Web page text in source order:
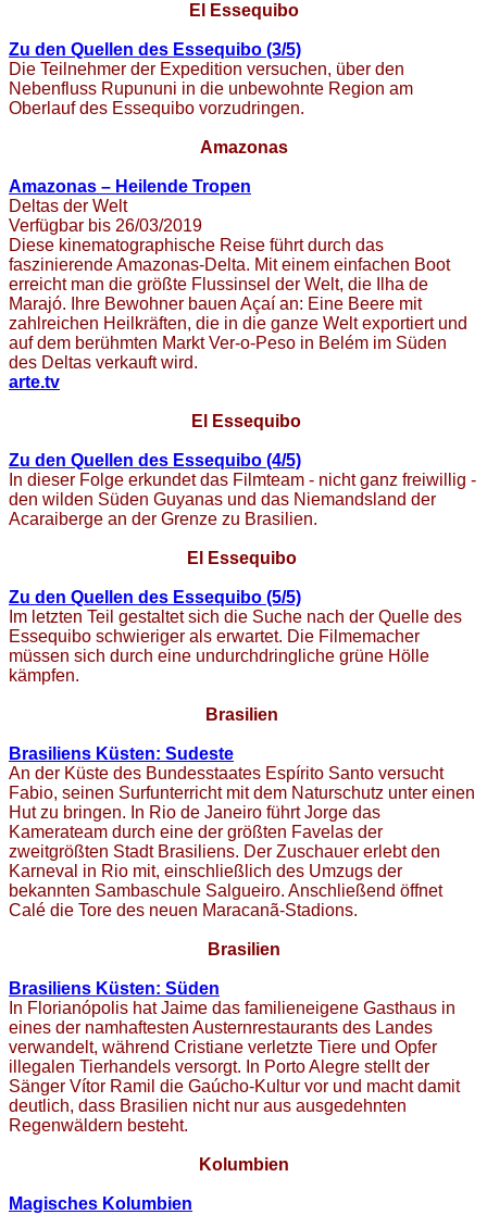
El Essequibo
Zu den Quellen des Essequibo (3/5)
Die Teilnehmer der Expedition versuchen, über den
Nebenfluss Rupununi in die unbewohnte Region am
Oberlauf des Essequibo vorzudringen.
Amazonas
Amazonas – Heilende Tropen
Deltas der Welt
Verfügbar bis 26/03/2019
Diese kinematographische Reise führt durch das
faszinierende Amazonas-Delta. Mit einem einfachen Boot
erreicht man die größte Flussinsel der Welt, die Ilha de
Marajó. Ihre Bewohner bauen Açaí an: Eine Beere mit
zahlreichen Heilkräften, die in die ganze Welt exportiert und
auf dem berühmten Markt Ver-o-Peso in Belém im Süden
des Deltas verkauft wird.
arte.tv
El Essequibo
Zu den Quellen des Essequibo (4/5)
In dieser Folge erkundet das Filmteam - nicht ganz freiwillig -
den wilden Süden Guyanas und das Niemandsland der
Acaraiberge an der Grenze zu Brasilien.
El Essequibo
Zu den Quellen des Essequibo (5/5)
Im letzten Teil gestaltet sich die Suche nach der Quelle des
Essequibo schwieriger als erwartet. Die Filmemacher
müssen sich durch eine undurchdringliche grüne Hölle
kämpfen.
Brasilien
Brasiliens Küsten: Sudeste
An der Küste des Bundesstaates Espírito Santo versucht
Fabio, seinen Surfunterricht mit dem Naturschutz unter einen
Hut zu bringen. In Rio de Janeiro führt Jorge das
Kamerateam durch eine der größten Favelas der
zweitgrößten Stadt Brasiliens. Der Zuschauer erlebt den
Karneval in Rio mit, einschließlich des Umzugs der
bekannten Sambaschule Salgueiro. Anschließend öffnet
Calé die Tore des neuen Maracanã-Stadions.
Brasilien
Brasiliens Küsten: Süden
In Florianópolis hat Jaime das familieneigene Gasthaus in
eines der namhaftesten Austernrestaurants des Landes
verwandelt, während Cristiane verletzte Tiere und Opfer
illegalen Tierhandels versorgt. In Porto Alegre stellt der
Sänger Vítor Ramil die Gaúcho-Kultur vor und macht damit
deutlich, dass Brasilien nicht nur aus ausgedehnten
Regenwäldern besteht.
Kolumbien
Magisches Kolumbien